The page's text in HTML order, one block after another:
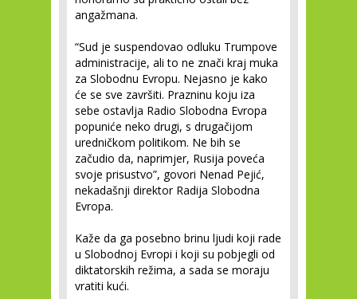
angažmana.
“Sud je suspendovao odluku Trumpove
administracije, ali to ne znači kraj muka
za Slobodnu Evropu. Nejasno je kako
će se sve završiti. Prazninu koju iza
sebe ostavlja Radio Slobodna Evropa
popuniće neko drugi, s drugačijom
uredničkom politikom. Ne bih se
začudio da, naprimjer, Rusija poveća
svoje prisustvo”, govori Nenad Pejić,
nekadašnji direktor Radija Slobodna
Evropa.
Kaže da ga posebno brinu ljudi koji rade
u Slobodnoj Evropi i koji su pobjegli od
diktatorskih režima, a sada se moraju
vratiti kući.